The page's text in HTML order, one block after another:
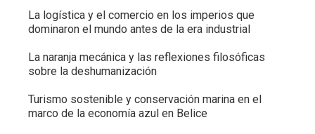
La logística y el comercio en los imperios que
dominaron el mundo antes de la era industrial
La naranja mecánica y las reflexiones filosóficas
sobre la deshumanización
Turismo sostenible y conservación marina en el
marco de la economía azul en Belice